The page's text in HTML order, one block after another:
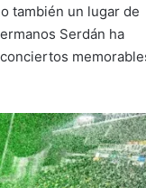
también un lugar de
Serdán ha